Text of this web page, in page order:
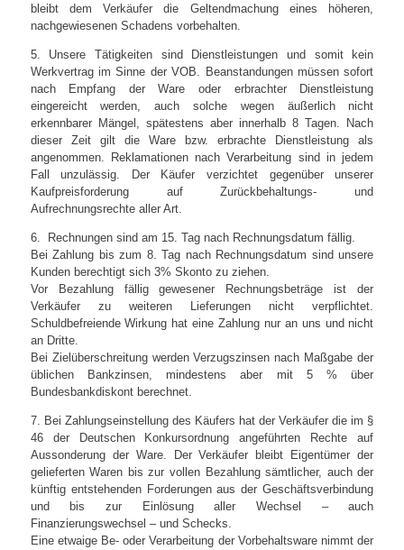
bleibt dem Verkäufer die Geltendmachung eines höheren,
nachgewiesenen Schadens vorbehalten.
5. Unsere Tätigkeiten sind Dienstleistungen und somit kein
Werkvertrag im Sinne der VOB. Beanstandungen müssen sofort
nach Empfang der Ware oder erbrachter Dienstleistung
eingereicht werden, auch solche wegen äußerlich nicht
erkennbarer Mängel, spätestens aber innerhalb 8 Tagen. Nach
dieser Zeit gilt die Ware bzw. erbrachte Dienstleistung als
angenommen. Reklamationen nach Verarbeitung sind in jedem
Fall unzulässig. Der Käufer verzichtet gegenüber unserer
Kaufpreisforderung auf Zurückbehaltungs- und
Aufrechnungsrechte aller Art.
6. Rechnungen sind am 15. Tag nach Rechnungsdatum fällig.
Bei Zahlung bis zum 8. Tag nach Rechnungsdatum sind unsere
Kunden berechtigt sich 3% Skonto zu ziehen.
Vor Bezahlung fällig gewesener Rechnungsbeträge ist der
Verkäufer zu weiteren Lieferungen nicht verpflichtet.
Schuldbefreiende Wirkung hat eine Zahlung nur an uns und nicht
an Dritte.
Bei Zielüberschreitung werden Verzugszinsen nach Maßgabe der
üblichen Bankzinsen, mindestens aber mit 5 % über
Bundesbankdiskont berechnet.
7. Bei Zahlungseinstellung des Käufers hat der Verkäufer die im §
46 der Deutschen Konkursordnung angeführten Rechte auf
Aussonderung der Ware. Der Verkäufer bleibt Eigentümer der
gelieferten Waren bis zur vollen Bezahlung sämtlicher, auch der
künftig entstehenden Forderungen aus der Geschäftsverbindung
und bis zur Einlösung aller Wechsel – auch
Finanzierungswechsel – und Schecks.
Eine etwaige Be- oder Verarbeitung der Vorbehaltsware nimmt der